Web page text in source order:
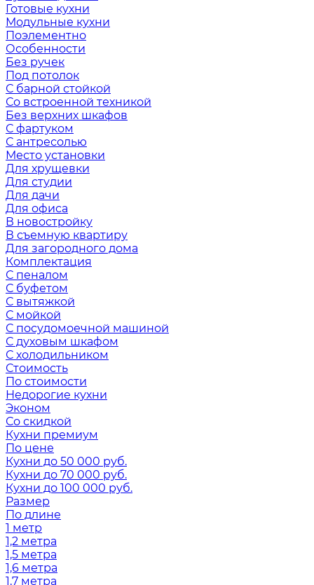
Готовые кухни
Модульные кухни
Поэлементно
Особенности
Без ручек
Под потолок
С барной стойкой
Со встроенной техникой
Без верхних шкафов
С фартуком
С антресолью
Место установки
Для хрущевки
Для студии
Для дачи
Для офиса
В новостройку
В съемную квартиру
Для загородного дома
Комплектация
С пеналом
С буфетом
С вытяжкой
С мойкой
С посудомоечной машиной
С духовым шкафом
С холодильником
Стоимость
По стоимости
Недорогие кухни
Эконом
Со скидкой
Кухни премиум
По цене
Кухни до 50 000 руб.
Кухни до 70 000 руб.
Кухни до 100 000 руб.
Размер
По длине
1 метр
1,2 метра
1,5 метра
1,6 метра
1,7 метра